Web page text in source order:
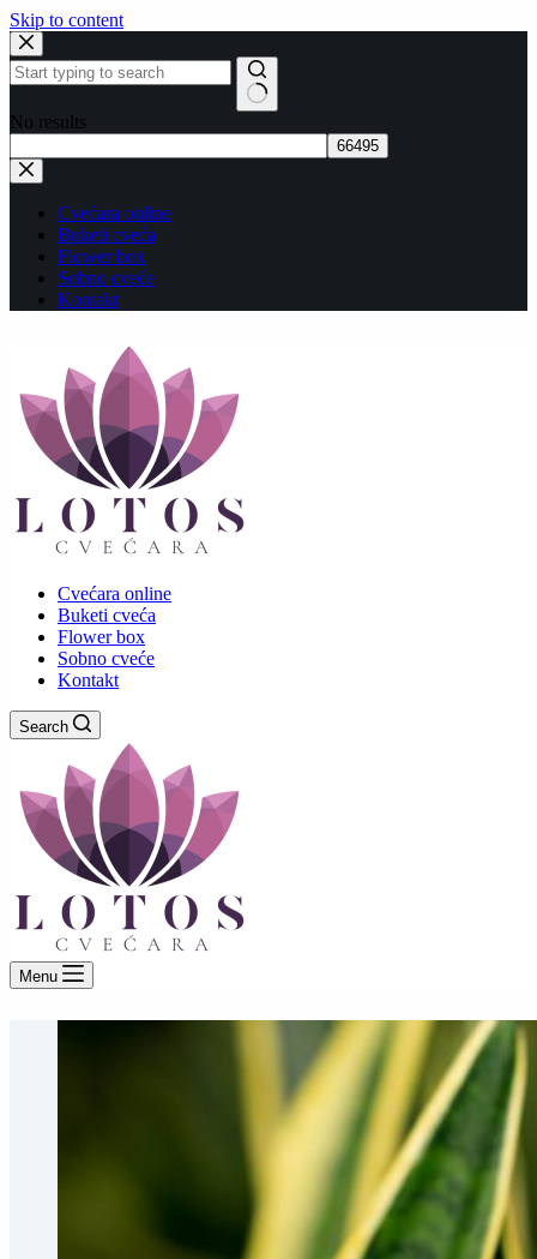
Skip to content
No results
Cvećara online
Buketi cveća
Flower box
Sobno cveće
Kontakt
Cvećara online
Buketi cveća
Flower box
Sobno cveće
Kontakt
Search
Menu